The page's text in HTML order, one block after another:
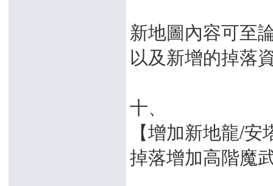
新地圖內容可至
以及新增的掉落
十、
【增加新地龍/安
掉落增加高階魔